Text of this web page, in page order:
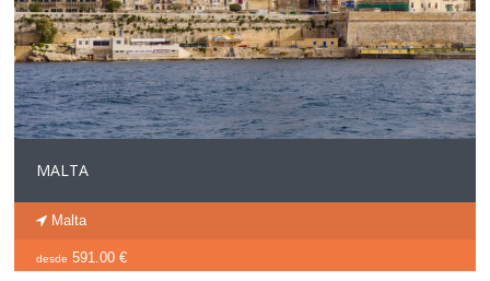
MALTA
Malta
desde 591.00 €